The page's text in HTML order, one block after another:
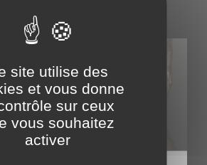
événements culturels.
site utilise des
et vous donne
sur ceux
vous souhaitez
activer